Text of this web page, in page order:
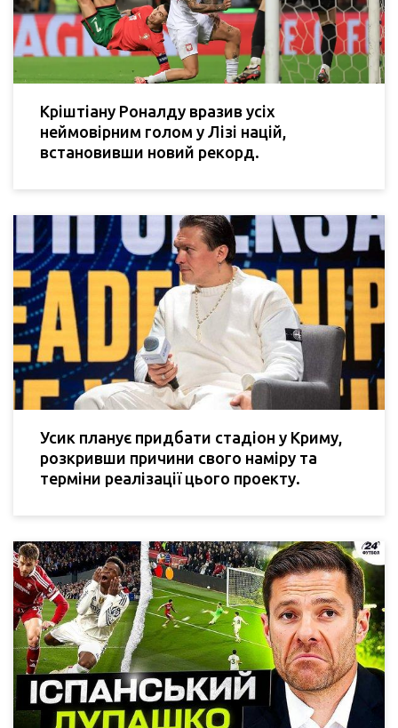
Кріштіану Роналду вразив усіх
неймовірним голом у Лізі націй,
встановивши новий рекорд.
Усик планує придбати стадіон у Криму,
розкривши причини свого наміру та
терміни реалізації цього проекту.